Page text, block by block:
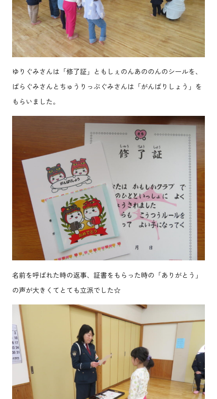
ゆりぐみさんは「修了証」ともしぇのんあののんのシールを、
ばらぐみさんとちゅうりっぷぐみさんは「がんばりしょう」を
もらいました。
名前を呼ばれた時の返事、証書をもらった時の「ありがとう」
の声が大きくてとても立派でした☆